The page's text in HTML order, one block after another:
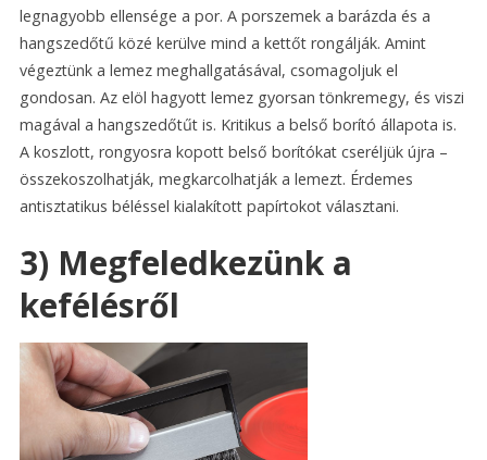
legnagyobb ellensége a por. A porszemek a barázda és a
hangszedőtű közé kerülve mind a kettőt rongálják. Amint
végeztünk a lemez meghallgatásával, csomagoljuk el
gondosan. Az elöl hagyott lemez gyorsan tönkremegy, és viszi
magával a hangszedőtűt is. Kritikus a belső borító állapota is.
A koszlott, rongyosra kopott belső borítókat cseréljük újra –
összekoszolhatják, megkarcolhatják a lemezt. Érdemes
antisztatikus béléssel kialakított papírtokot választani.
3) Megfeledkezünk a
kefélésről